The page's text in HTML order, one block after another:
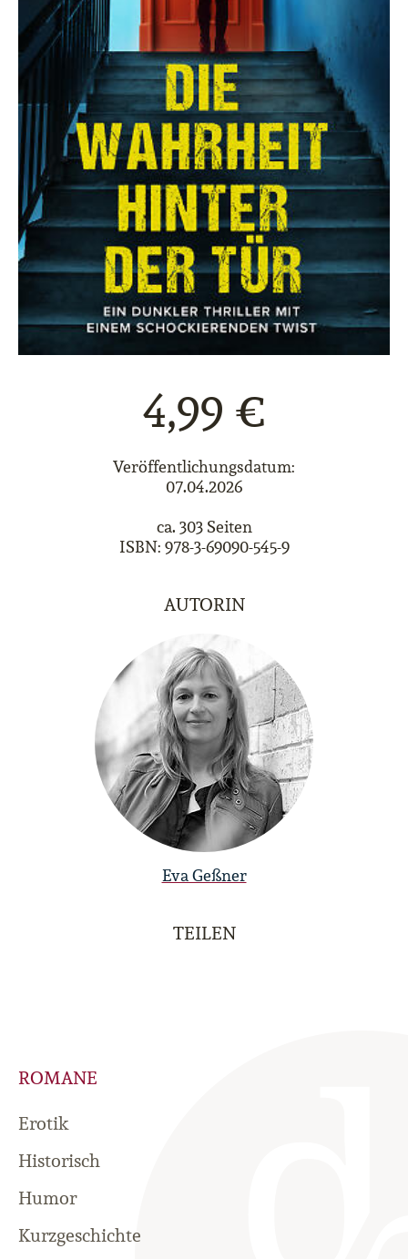
4,99 €
Veröffentlichungsdatum:
07.04.2026
ca. 303 Seiten
ISBN: 978-3-69090-545-9
AUTORIN
Eva Geßner
TEILEN
ROMANE
Erotik
Historisch
Humor
Kurzgeschichte